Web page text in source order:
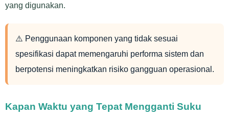
yang digunakan.
⚠️ Penggunaan komponen yang tidak sesuai
spesifikasi dapat memengaruhi performa sistem dan
berpotensi meningkatkan risiko gangguan operasional.
Kapan Waktu yang Tepat Mengganti Suku